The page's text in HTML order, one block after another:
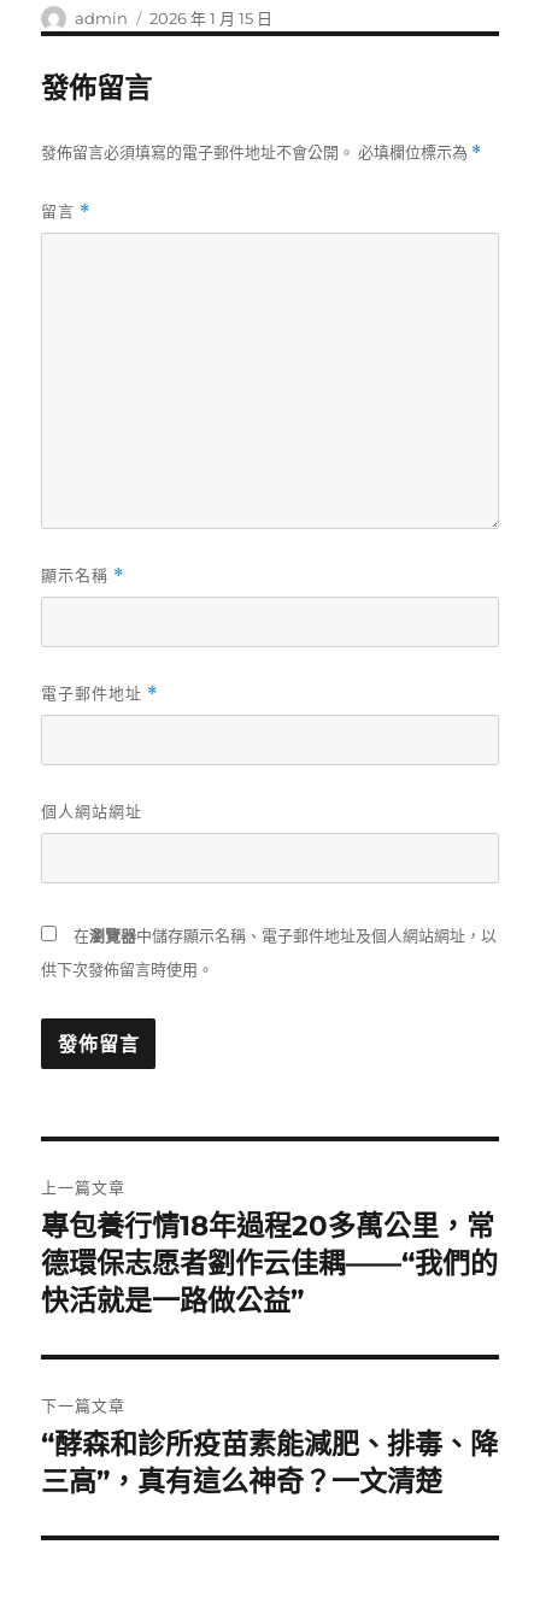
作
者
admin
發
佈
2026 年 1 月 15 日
發佈留言
發佈留言必須填寫的電子郵件地址不會公開。 必填欄位標示為 *
留言 *
顯示名稱 *
電子郵件地址 *
個人網站網址
在瀏覽器中儲存顯示名稱、電子郵件地址及個人網站網址，以
供下次發佈留言時使用。
章
導
覽
上一篇文章
上
一
篇
章:
專包養行情18年過程20多萬公里，常
德環保志愿者劉作云佳耦——“我們的
快活就是一路做公益”
下一篇文章
下
一
文
“酵森和診所疫苗素能減肥、排毒、降
三高”，真有這么神奇？一文清楚